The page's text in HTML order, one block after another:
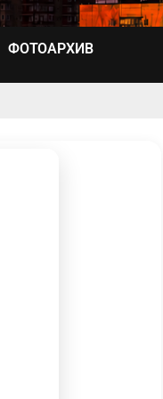
ФОТОАРХИВ